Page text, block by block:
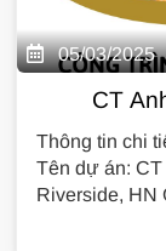
05/03/2025
CT
Thông tin chi
Tên dự án:
Riverside, HN